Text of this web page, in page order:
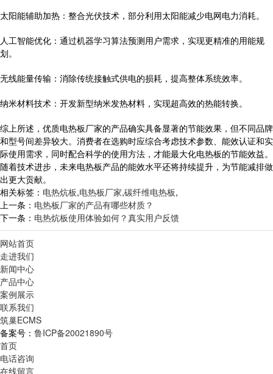
太阳能辅助加热：整合光伏技术，部分利用太阳能减少电网电力消耗。
人工智能优化：通过机器学习算法预测用户需求，实现更精准的用能规
划。
无线能量传输：消除传统接触式供电的损耗，提高整体系统效率。
纳米材料技术：开发新型纳米发热材料，实现超高效的热能转换。
综上所述，优质电热板厂家的产品确实具备显著的节能效果，但不同品牌
和型号间差异较大。消费者在选购时应综合考虑技术参数、能效认证和实
际使用需求，同时配合科学的使用方法，才能最大化电热板的节能效益。
随着技术进步，未来电热板产品的能效水平还将持续提升，为节能减排做
出更大贡献。
相关标签： 电热炕板,电热板厂家,碳纤维电热板,
上一条： 电热板厂家的产品有哪些材质？
下一条： 电热炕板使用体验如何？真实用户反馈
网站首页
走进我们
新闻中心
产品中心
案例展示
联系我们
筑巢ECMS
备案号： 鲁ICP备20021890号
首页
电话咨询
在线留言